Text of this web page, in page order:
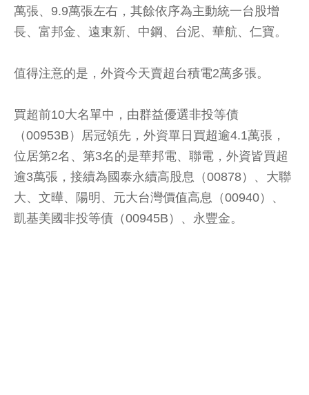
萬張、9.9萬張左右，其餘依序為主動統一台股增
長、富邦金、遠東新、中鋼、台泥、華航、仁寶。
值得注意的是，外資今天賣超台積電2萬多張。
買超前10大名單中，由群益優選非投等債
（00953B）居冠領先，外資單日買超逾4.1萬張，
位居第2名、第3名的是華邦電、聯電，外資皆買超
逾3萬張，接續為國泰永續高股息（00878）、大聯
大、文曄、陽明、元大台灣價值高息（00940）、
凱基美國非投等債（00945B）、永豐金。